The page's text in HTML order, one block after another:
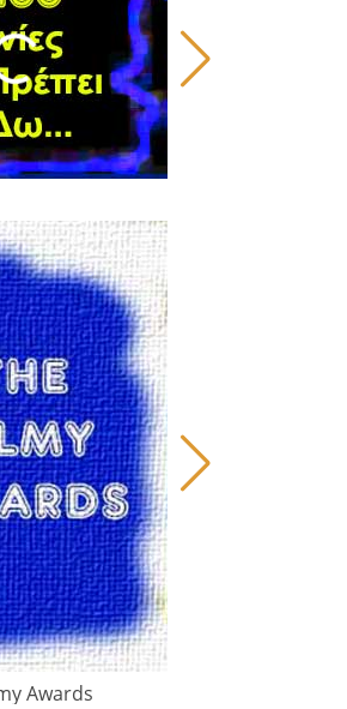
Awards